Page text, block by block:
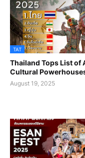
TAT
Thailand Tops List of
Cultural
August 19, 2025